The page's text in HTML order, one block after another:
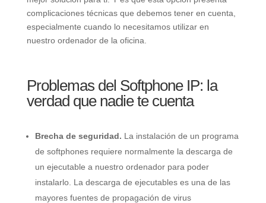
complicaciones técnicas que debemos tener en cuenta,
especialmente cuando lo necesitamos utilizar en
nuestro ordenador de la oficina.
Problemas del Softphone IP: la
verdad que nadie te cuenta
Brecha de seguridad. La instalación de un programa
de softphones requiere normalmente la descarga de
un ejecutable a nuestro ordenador para poder
instalarlo. La descarga de ejecutables es una de las
mayores fuentes de propagación de virus